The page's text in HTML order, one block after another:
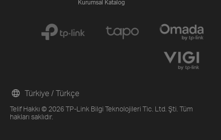
Kurumsal Katalog
Telif Hakkı © 2026 TP-Link Bilgi Teknolojileri Tic. Ltd. Şti. Tüm
hakları saklıdır.
Türkiye / Türkçe